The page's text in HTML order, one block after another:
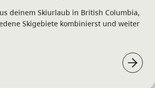
deinem Skiurlaub in British Columbia,
Skigebiete kombinierst und weiter